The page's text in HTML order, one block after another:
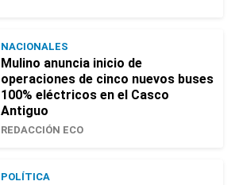
NACIONALES
Mulino anuncia inicio de
operaciones de cinco nuevos buses
100% eléctricos en el Casco
Antiguo
REDACCIÓN ECO
POLÍTICA